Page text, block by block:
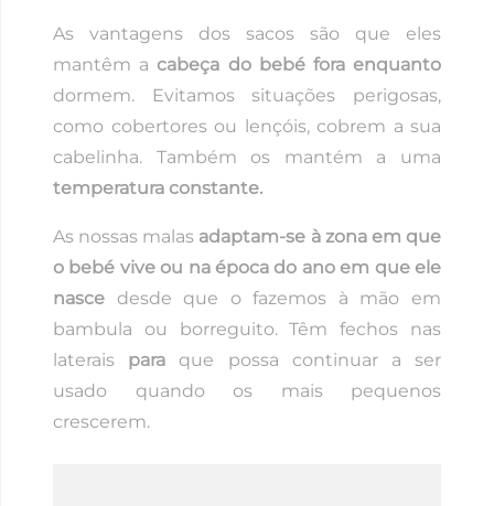
As vantagens dos sacos são que eles
mantêm a cabeça do bebé fora enquanto
dormem. Evitamos situações perigosas,
como cobertores ou lençóis, cobrem a sua
cabelinha. Também os mantém a uma
temperatura constante.
As nossas malas adaptam-se à zona em que
o bebé vive ou na época do ano em que ele
nasce desde que o fazemos à mão em
bambula ou borreguito. Têm fechos nas
laterais para que possa continuar a ser
usado quando os mais pequenos
crescerem.